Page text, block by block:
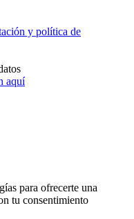
y política de
aquí
para ofrecerte una
tu consentimiento